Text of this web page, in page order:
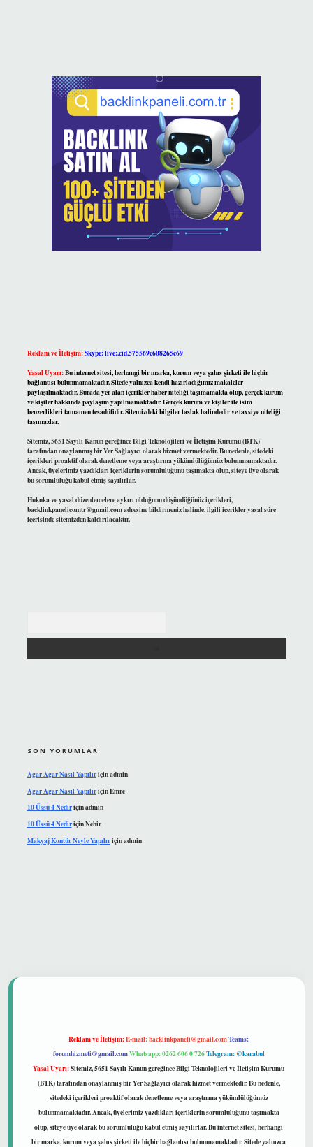
Reklam ve İletişim:Skype: live:.cid.575569c608265c69
Yasal Uyarı:Bu internet sitesi, herhangi bir marka, kurum veya şahıs şirketi ile hiçbir
bağlantısı bulunmamaktadır. Sitede yalnızca kendi hazırladığımız makaleler
paylaşılmaktadır. Burada yer alan içerikler haber niteliği taşımamakta olup, gerçek kurum
ve kişiler hakkında paylaşım yapılmamaktadır. Gerçek kurum ve kişiler ile isim
benzerlikleri tamamen tesadüfidir. Sitemizdeki bilgiler taslak halindedir ve tavsiye niteliği
taşımazlar.
Sitemiz, 5651 Sayılı Kanun gereğince Bilgi Teknolojileri ve İletişim Kurumu (BTK)
tarafından onaylanmış bir Yer Sağlayıcı olarak hizmet vermektedir. Bu nedenle, sitedeki
içerikleri proaktif olarak denetleme veya araştırma yükümlülüğümüz bulunmamaktadır.
Ancak, üyelerimiz yazdıkları içeriklerin sorumluluğunu taşımakta olup, siteye üye olarak
bu sorumluluğu kabul etmiş sayılırlar.
Hukuka ve yasal düzenlemelere aykırı olduğunu düşündüğünüz içerikleri,
backlinkpanelicomtr@gmail.comadresine bildirmeniz halinde, ilgili içerikler yasal süre
içerisinde sitemizden kaldırılacaktır.
SON YORUMLAR
Agar Agar Nasıl Yapılıriçinadmin
Agar Agar Nasıl YapılıriçinEmre
10 Üssü 4 Nediriçinadmin
10 Üssü 4 NediriçinNehir
Makyaj Kontür Neyle Yapılıriçinadmin
Reklam ve İletişim:E-mail:backlinkpaneli@gmail.comTeams:
forumhizmeti@gmail.comWhatsapp: 0262 606 0 726Telegram: @karabul
Yasal Uyarı:Sitemiz, 5651 Sayılı Kanun gereğince Bilgi Teknolojileri ve İletişim Kurumu
(BTK) tarafından onaylanmış bir Yer Sağlayıcı olarak hizmet vermektedir. Bu nedenle,
sitedeki içerikleri proaktif olarak denetleme veya araştırma yükümlülüğümüz
bulunmamaktadır. Ancak, üyelerimiz yazdıkları içeriklerin sorumluluğunu taşımakta
olup, siteye üye olarak bu sorumluluğu kabul etmiş sayılırlar. Bu internet sitesi, herhangi
bir marka, kurum veya şahıs şirketi ile hiçbir bağlantısı bulunmamaktadır. Sitede yalnızca